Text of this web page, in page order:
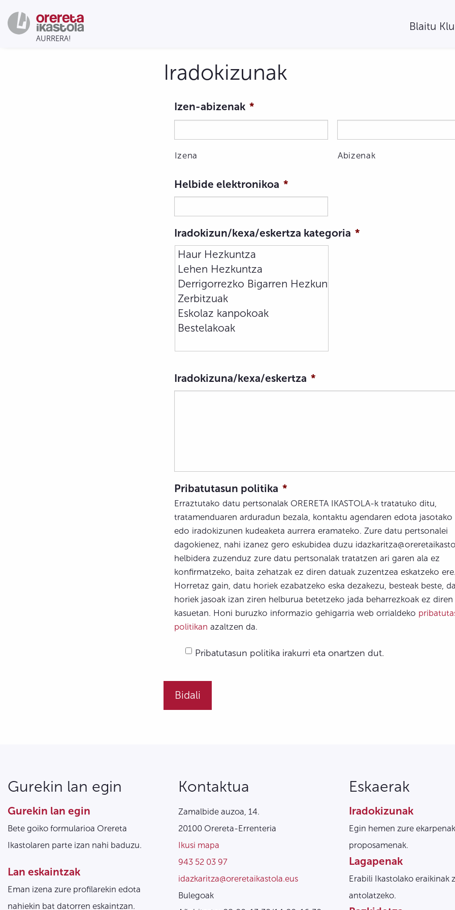
Blaitu
Iradokizunak
Izen-abizenak *
Izena Abizenak
Helbide elektronikoa *
Iradokizun/kexa/eskertza kategoria *
Iradokizuna/kexa/eskertza *
Pribatutasun politika *
Erraztutako datu pertsonalak ORERETA IKASTOLA-k tratatuko ditu,
tratamenduaren arduradun bezala, kontaktu agendaren edota jasotako
edo iradokizunen kudeaketa aurrera eramateko. Zure datu pertsonalei
dagokienez, nahi izanez gero eskubidea duzu
helbidera zuzenduz zure datu pertsonalak tratatzen ari garen ala ez
konfirmatzeko, baita zehatzak ez diren datuak zuzentzea eskatzeko ere.
Horretaz gain, datu horiek ezabatzeko eska dezakezu, besteak beste,
horiek jasoak izan ziren helburua betetzeko jada beharrezkoak ez diren
kasuetan. Honi buruzko informazio gehigarria web orrialdeko
politikan azaltzen da.
Pribatutasun politika irakurri eta onartzen dut.
Gurekin lan egin
Gurekin lan egin
Bete goiko formularioa Orereta
Ikastolaren parte izan nahi baduzu.
Lan eskaintzak
Eman izena zure profilarekin edota
nahiekin bat datorren eskaintzan.
Kontaktua
Zamalbide auzoa, 14.
20100 Orereta-Errenteria
Ikusi mapa
943 52 03 97
idazkaritza@oreretaikastola.eus
Bulegoak
Eskaerak
Iradokizunak
Egin hemen zure
proposamenak.
Lagapenak
Erabili Ikastolako eraikinak
antolatzeko.